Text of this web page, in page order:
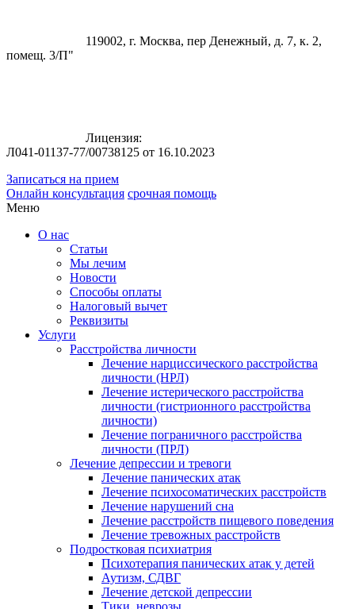
119002, г. Москва, пер Денежный, д. 7, к. 2,
помещ. 3/П"
Лицензия:
Л041-01137-77/00738125 от 16.10.2023
Записаться на прием
Онлайн консультация срочная помощь
Меню
О нас
Статьи
Мы лечим
Новости
Способы оплаты
Налоговый вычет
Реквизиты
Услуги
Расстройства личности
Лечение нарциссического расстройства
личности (НРЛ)
Лечение истерического расстройства
личности (гистрионного расстройства
личности)
Лечение пограничного расстройства
личности (ПРЛ)
Лечение депрессии и тревоги
Лечение панических атак
Лечение психосоматических расстройств
Лечение нарушений сна
Лечение расстройств пищевого поведения
Лечение тревожных расстройств
Подростковая психиатрия
Психотерапия панических атак у детей
Аутизм, СДВГ
Лечение детской депрессии
Тики, неврозы